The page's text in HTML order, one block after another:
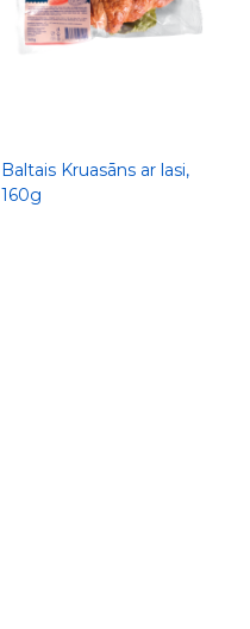
Baltais Kruasāns ar lasi,
160g